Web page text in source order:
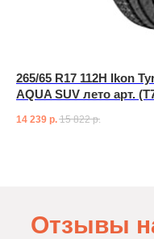
265/65 R17 112H Ikon
AQUA SUV лето арт.
14 239 р. 15 822 р.
Отзывы